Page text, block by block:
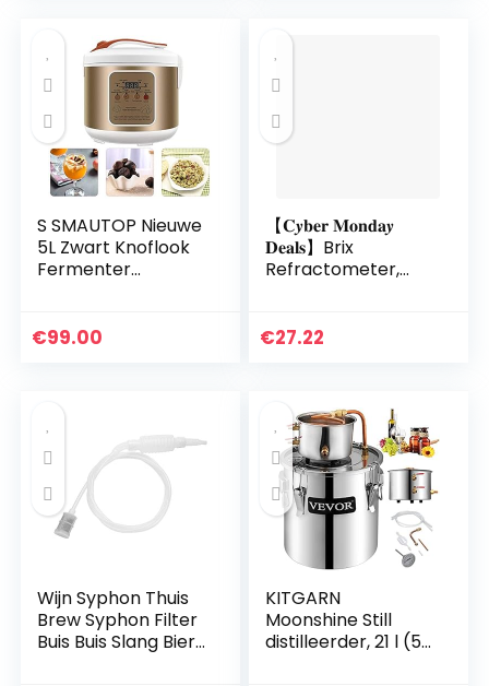
S SMAUTOP Nieuwe
5L Zwart Knoflook
Fermenter
Intelligente
€99.00
【𝐂𝒚𝐛𝐞𝐫 𝐌𝐨𝐧𝐝𝐚𝒚
𝐃𝐞𝐚𝐥𝐬】Brix
Refractometer,
Kleine Handheld
€27.22
Wijn Syphon Thuis
Brew Syphon Filter
Buis Buis Slang Bier
KITGARN
Moonshine Still
distilleerder, 21 l (5